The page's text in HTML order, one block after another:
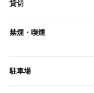
貸切
禁煙・喫煙
駐車場